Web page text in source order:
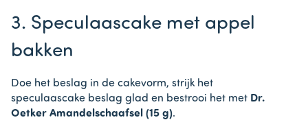
3. Speculaascake met appel
bakken
Doe het beslag in de cakevorm, strijk het
speculaascake beslag glad en bestrooi het met Dr.
Oetker Amandelschaafsel (15 g).